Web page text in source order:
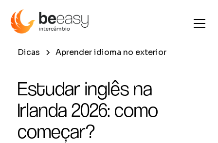
Dicas Aprender idioma no exterior
Estudar inglês na
Irlanda 2026: como
começar?